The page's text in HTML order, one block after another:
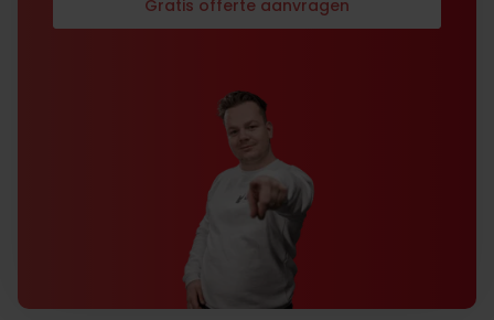
Gratis offerte aanvragen